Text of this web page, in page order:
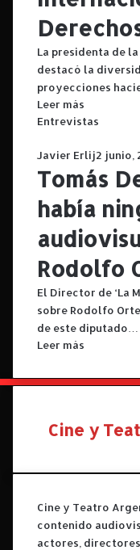
La presidenta de
destacó la
proyecciones
Leer más
Entrevistas
Javier Erlij2 junio,
Tomás
había
Rodolfo
El Director de ‘La
sobre Rodolfo
de este diputado…
Leer más
Cine y
Cine y Teatro
contenido
actores,